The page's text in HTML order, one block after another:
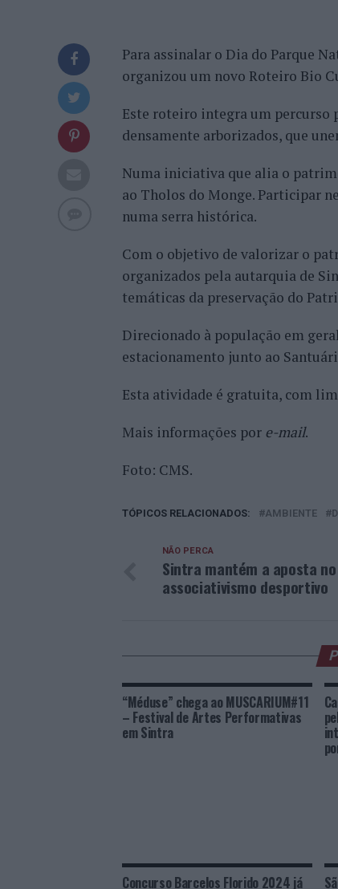
Para assinalar o Dia do Parque
organizou um novo Roteiro Bio
Este roteiro integra um percurso
densamente arborizados, que
Numa iniciativa que alia o
ao Tholos do Monge. Participar
numa serra histórica.
Com o objetivo de valorizar o
organizados pela autarquia de
temáticas da preservação do
Direcionado à população em
estacionamento junto ao
Esta atividade é gratuita, com
Mais informações por e-mail.
Foto: CMS.
TÓPICOS RELACIONADOS: AMBIENTE
NÃO PERCA
Sintra mantém a aposta no
associativismo desportivo
“Méduse” chega ao MUSCARIUM#11
– Festival de Artes Performativas
em Sintra
Concurso Barcelos Florido 2024 já